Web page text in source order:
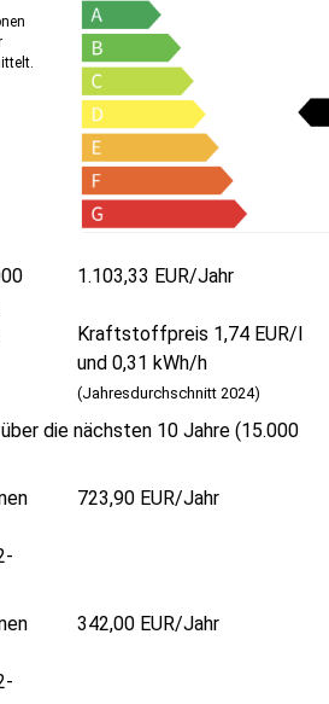
1.103,33 EUR/Jahr
Kraftstoffpreis 1,74 EUR/l
und 0,31 kWh/h
(Jahresdurchschnitt 2024)
die nächsten 10 Jahre (15.000
723,90 EUR/Jahr
342,00 EUR/Jahr